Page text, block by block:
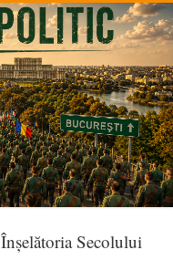
Înșelătoria Secolului